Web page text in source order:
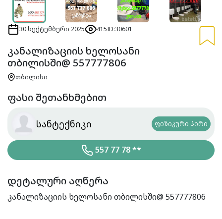
30 სექტემბერი 2025 415ID:30601
კანალიზაციის ხელოსანი
თბილისში@ 557777806
თბილისი
ფასი შეთანხმებით
სანტექნიკი ფიზიკური პირი
557 77 78 **
დეტალური აღწერა
კანალიზაციის ხელოსანი თბილისში@ 557777806